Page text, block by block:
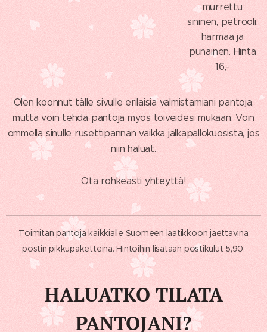
murrettu
sininen, petrooli,
harmaa ja
punainen. Hinta
16,-
Olen koonnut tälle sivulle erilaisia valmistamiani pantoja,
mutta voin tehdä pantoja myös toiveidesi mukaan. Voin
ommella sinulle rusettipannan vaikka jalkapallokuosista, jos
niin haluat.
Ota rohkeasti yhteyttä!
Toimitan pantoja kaikkialle Suomeen laatikkoon jaettavina
postin pikkupaketteina. Hintoihin lisätään postikulut 5,90.
HALUATKO TILATA
PANTOJANI?